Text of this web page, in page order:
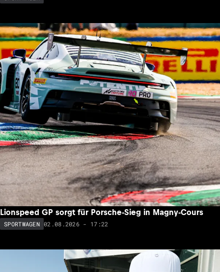
Lionspeed GP sorgt für Porsche-Sieg in Magny-Cours
SPORTWAGEN 02.08.2026 - 17:22